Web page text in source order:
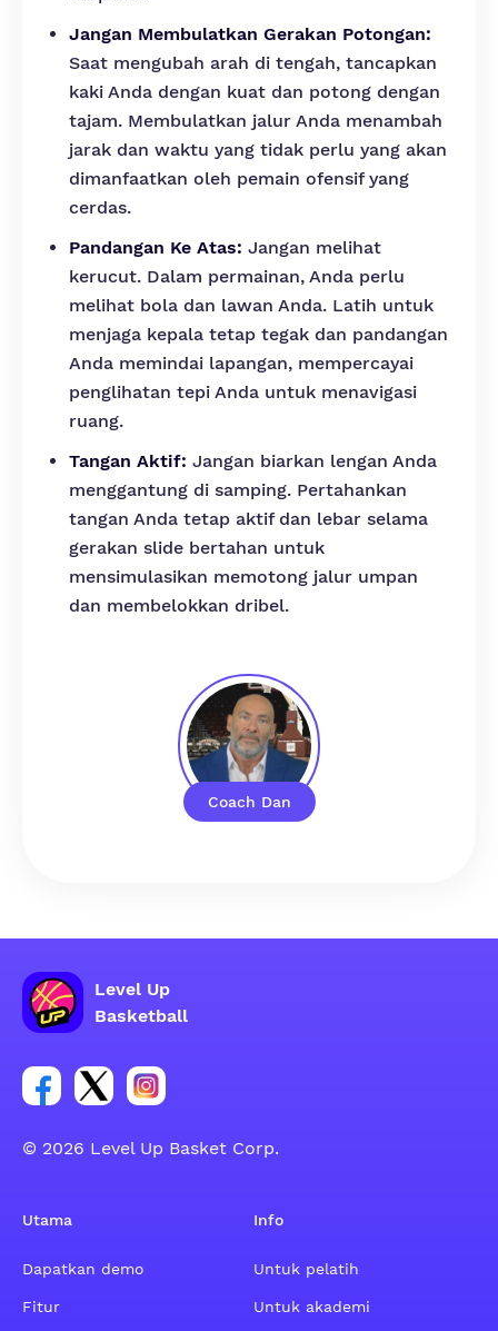
Coach Dan
Jangan Membulatkan Gerakan Potongan:
Saat mengubah arah di tengah, tancapkan
kaki Anda dengan kuat dan potong dengan
tajam. Membulatkan jalur Anda menambah
jarak dan waktu yang tidak perlu yang akan
dimanfaatkan oleh pemain ofensif yang
cerdas.
Pandangan Ke Atas: Jangan melihat
kerucut. Dalam permainan, Anda perlu
melihat bola dan lawan Anda. Latih untuk
menjaga kepala tetap tegak dan pandangan
Anda memindai lapangan, mempercayai
penglihatan tepi Anda untuk menavigasi
ruang.
Tangan Aktif: Jangan biarkan lengan Anda
menggantung di samping. Pertahankan
tangan Anda tetap aktif dan lebar selama
gerakan slide bertahan untuk
mensimulasikan memotong jalur umpan
dan membelokkan dribel.
Level Up
Basketball
Tautan untuk grup sosial akun Facebook
Tautan untuk grup sosial akun Tweeter
Tautan untuk grup sosial akun Instagram
© 2026 Level Up Basket Corp.
Utama
Dapatkan demo
Fitur
Info
Untuk pelatih
Untuk akademi